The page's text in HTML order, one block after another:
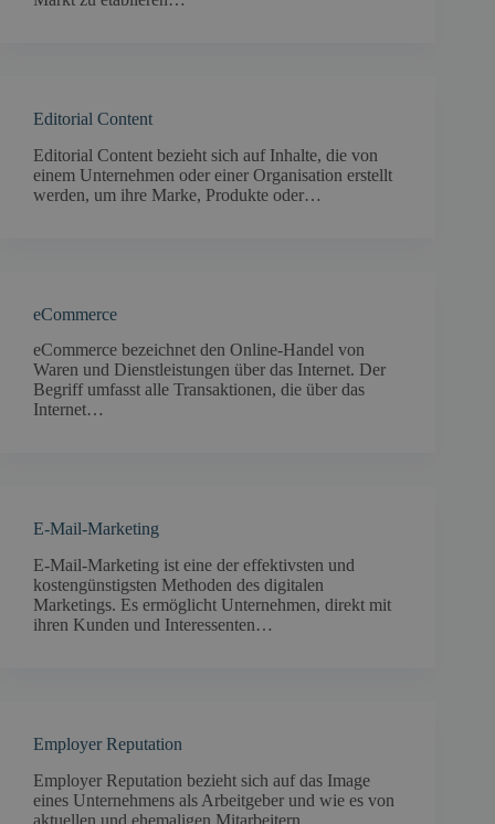
Editorial Content
Editorial Content bezieht sich auf Inhalte, die von
einem Unternehmen oder einer Organisation erstellt
werden, um ihre Marke, Produkte oder…
eCommerce
eCommerce bezeichnet den Online-Handel von
Waren und Dienstleistungen über das Internet. Der
Begriff umfasst alle Transaktionen, die über das
Internet…
E-Mail-Marketing
E-Mail-Marketing ist eine der effektivsten und
kostengünstigsten Methoden des digitalen
Marketings. Es ermöglicht Unternehmen, direkt mit
ihren Kunden und Interessenten…
Employer Reputation
Employer Reputation bezieht sich auf das Image
eines Unternehmens als Arbeitgeber und wie es von
aktuellen und ehemaligen Mitarbeitern,